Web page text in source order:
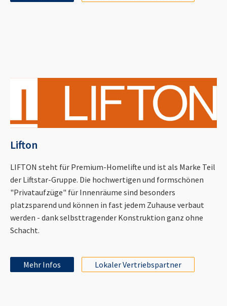
Lifton
LIFTON steht für Premium-Homelifte und ist als Marke Teil
der Liftstar-Gruppe. Die hochwertigen und formschönen
"Privataufzüge" für Innenräume sind besonders
platzsparend und können in fast jedem Zuhause verbaut
werden - dank selbsttragender Konstruktion ganz ohne
Schacht.
Mehr Infos Lokaler Vertriebspartner